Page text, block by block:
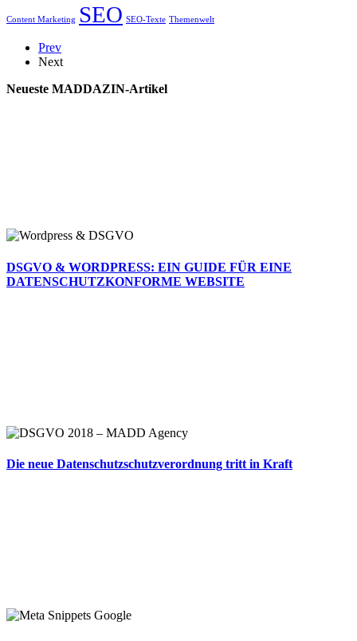
Content Marketing SEO SEO-Texte Themenwelt
Prev
Next
Neueste MADDAZIN-Artikel
DSGVO & WORDPRESS: EIN GUIDE FÜR EINE
DATENSCHUTZKONFORME WEBSITE
Die neue Datenschutzschutzverordnung tritt in Kraft